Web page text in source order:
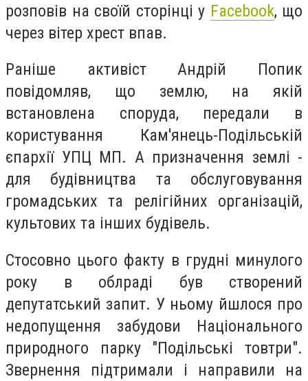
розповів на своїй сторінці у Facebook, що
через вітер хрест впав.
Раніше активіст Андрій Попик
повідомляв, що землю, на якій
встановлена споруда, передали в
користування Кам'янець-Подільській
єпархії УПЦ МП. А призначення землі -
для будівництва та обслуговування
громадських та релігійних організацій,
культових та інших будівель.
Стосовно цього факту в грудні минулого
року в облраді був створений
депутатський запит. У ньому йшлося про
недопущення забудови Національного
природного парку "Подільські товтри".
Звернення підтримали і направили на